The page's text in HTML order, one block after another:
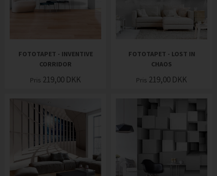
FOTOTAPET - INVENTIVE
CORRIDOR
Pris 219,00 DKK
FOTOTAPET - LOST IN
CHAOS
Pris 219,00 DKK